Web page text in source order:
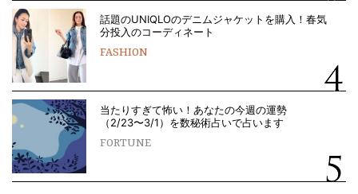
話題のUNIQLOのデニムジャケットを購入！春気
分投入のコーディネート
FASHION
当たりすぎて怖い！あなたの今週の運勢
（2/23〜3/1）を数秘術占いで占います
FORTUNE